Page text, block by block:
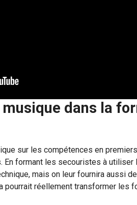
musique dans la
sur les compétences en
formant les secouristes à utiliser
mais on leur fournira aussi
pourrait réellement transformer les